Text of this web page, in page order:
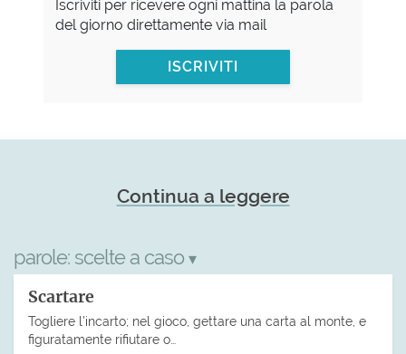
Iscriviti per ricevere ogni mattina la parola
del giorno direttamente via mail
ISCRIVITI
Continua a leggere
parole: scelte a caso ▾
Scartare
Togliere l’incarto; nel gioco, gettare una carta al monte, e
figuratamente rifiutare o…